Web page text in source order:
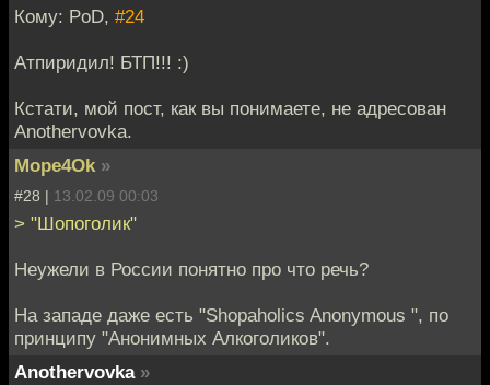
Кому: PoD, #24
Атпиридил! БТП!!! :)
Кстати, мой пост, как вы понимаете, не адресован
Anothervovka.
Mope4Ok »
#28 | 13.02.09 00:03
> "Шопоголик"
Неужели в России понятно про что речь?
На западе даже есть "Shopaholics Anonymous ", по
принципу "Анонимных Алкоголиков".
Anothervovka »